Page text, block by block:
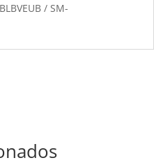
/ SM-